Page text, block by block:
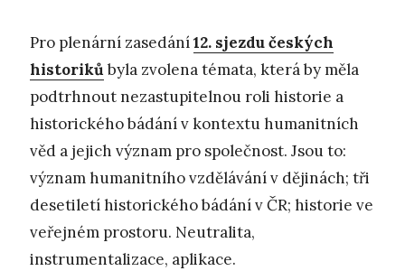
Pro plenární zasedání12. sjezdu českých
historikůbyla zvolena témata, která by měla
podtrhnout nezastupitelnou roli historie a
historického bádání v kontextu humanitních
věd a jejich význam pro společnost. Jsou to:
význam humanitního vzdělávání v dějinách; tři
desetiletí historického bádání v ČR; historie ve
veřejném prostoru. Neutralita,
instrumentalizace, aplikace.